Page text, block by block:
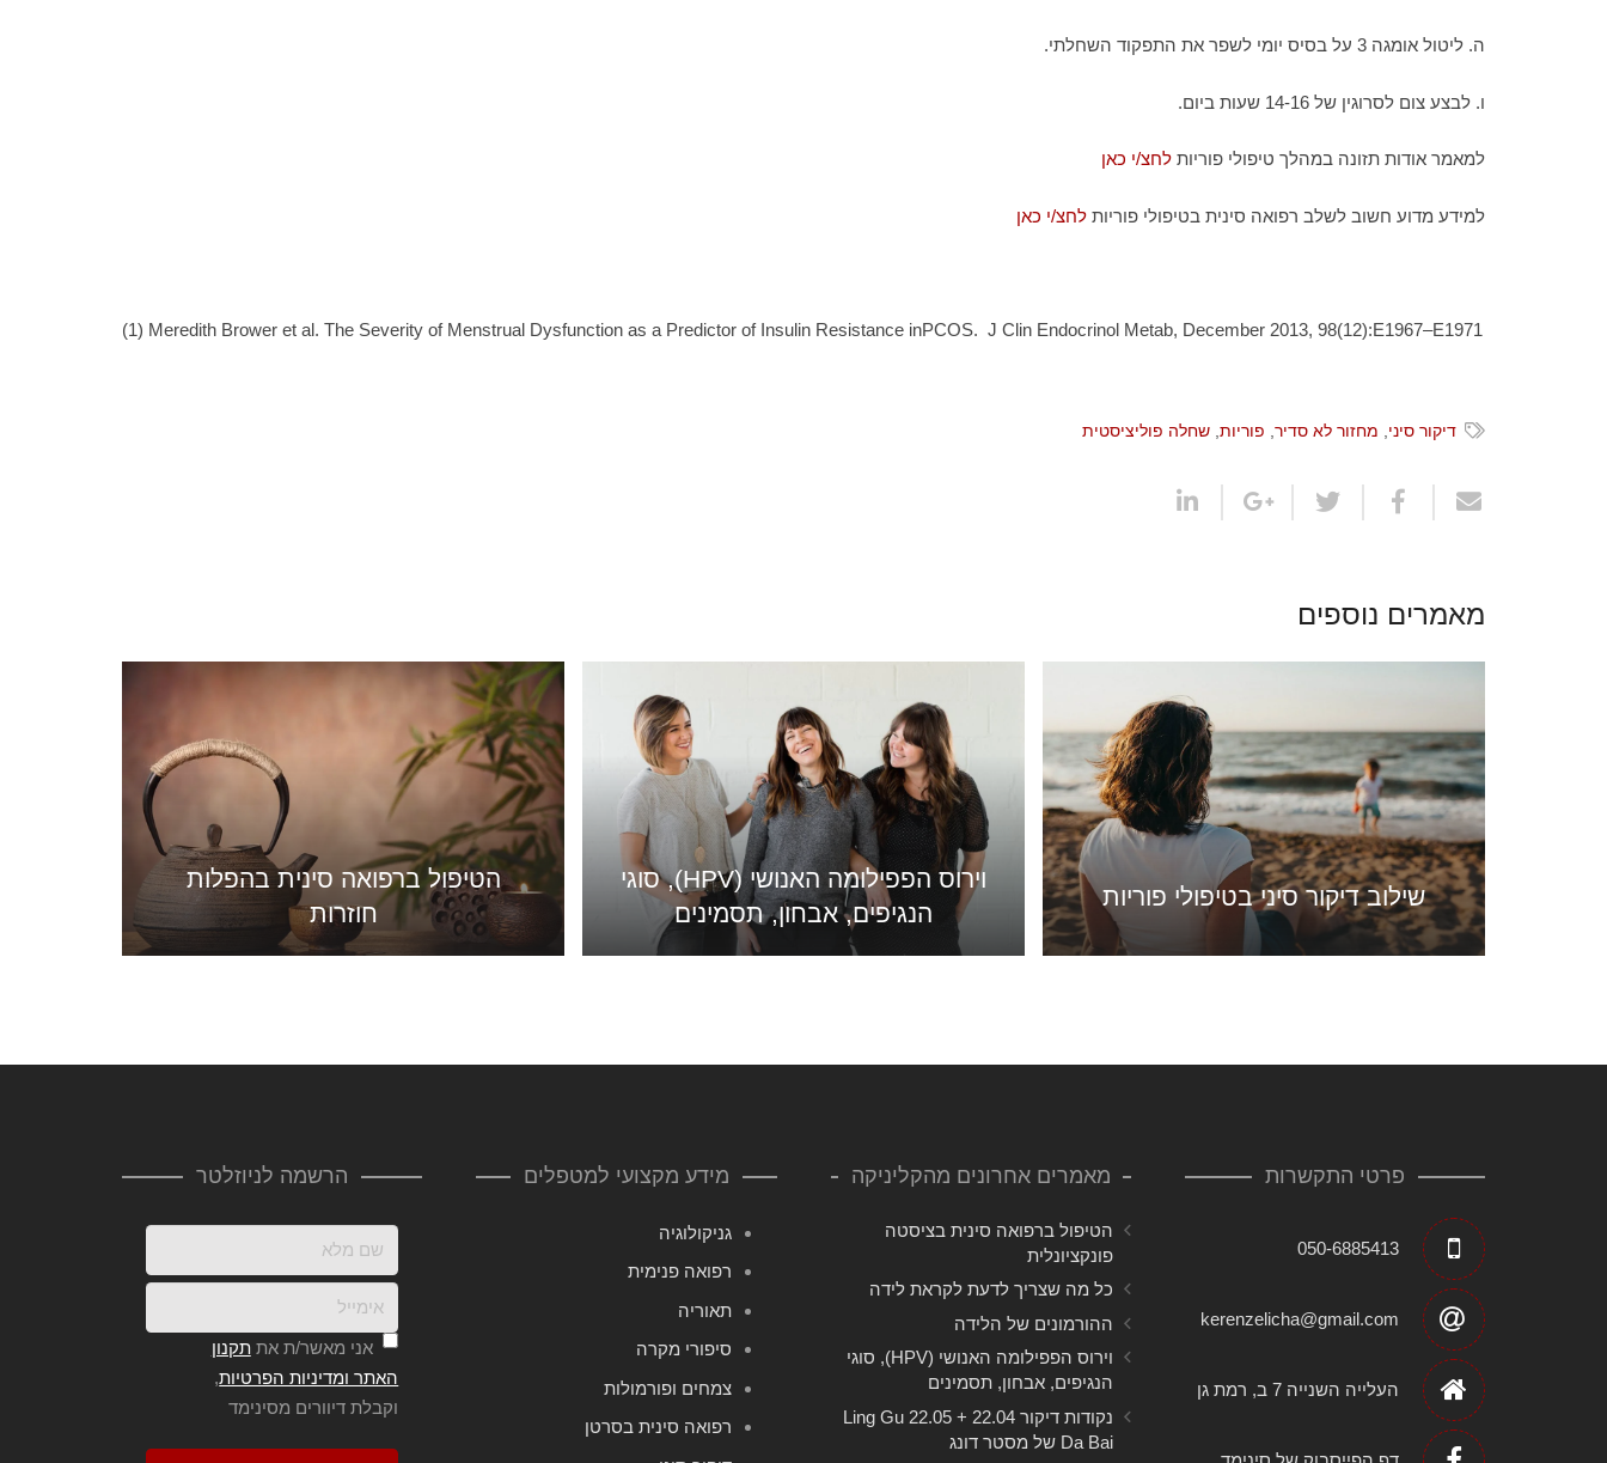
ה. ליטול אומגה 3 על בסיס יומי לשפר את התפקוד השחלתי.
ו. לבצע צום לסרוגין של 14-16 שעות ביום.
למאמר אודות תזונה במהלך טיפולי פוריות לחצ/י כאן
למידע מדוע חשוב לשלב רפואה סינית בטיפולי פוריות לחצ/י כאן
(1) Meredith Brower et al. The Severity of Menstrual Dysfunction as a Predictor of Insulin Resistance inPCOS. J Clin Endocrinol Metab, December 2013, 98(12):E1967–E1971
דיקור סיני מחזור לא סדיר פוריות שחלה פוליציסטית
מאמרים נוספים
שילוב דיקור סיני בטיפולי פוריות
וירוס הפפילומה האנושי (HPV), סוגי
הנגיפים, אבחון, תסמינים
הטיפול ברפואה סינית בהפלות
חוזרות
פרטי התקשרות
050-6885413
kerenzelicha@gmail.com
העלייה השנייה 7 ב, רמת גן
מאמרים אחרונים מהקליניקה
הטיפול ברפואה סינית בציסטה
פונקציונלית
כל מה שצריך לדעת לקראת לידה
ההורמונים של הלידה
וירוס הפפילומה האנושי (HPV), סוגי
הנגיפים, אבחון, תסמינים
נקודות דיקור 22.04 + 22.05 Ling Gu
Da Bai של מסטר דונג
מידע מקצועי למטפלים
גניקולוגיה
רפואה פנימית
תאוריה
סיפורי מקרה
צמחים ופורמולות
רפואה סינית בסרטן
הרשמה לניוזלטר
אני מאשר/ת אתתקנון
האתר ומדיניות הפרטיות,
וקבלת דיוורים מסינימד